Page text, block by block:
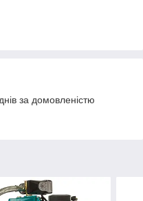
за домовленістю